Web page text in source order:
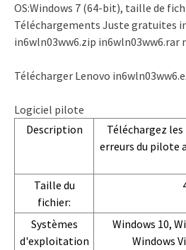
OS:Windows 7 (64-bit), taille de
Téléchargements Juste gratuites
in6wln03ww6.zip in6wln03ww6.rar
Télécharger Lenovo
Logiciel pilote
Description
Téléchargez
erreurs du pilote
Taille du
fichier:
Systèmes
d'exploitation
Windows 10,
Windows